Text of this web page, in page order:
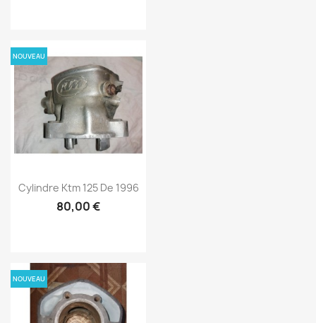
Cylindre Ktm 125 De 1996
80,00 €
NOUVEAU
NOUVEAU